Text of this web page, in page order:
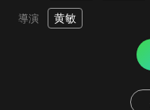
導演 黄敏